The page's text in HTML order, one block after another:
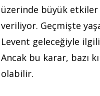
üzerinde büyük etkiler
veriliyor. Geçmişte
Levent geleceğiyle
Ancak bu karar, bazı
olabilir.